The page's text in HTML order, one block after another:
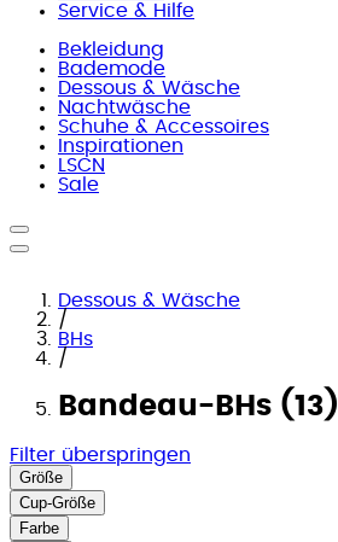
Service & Hilfe
Bekleidung
Bademode
Dessous & Wäsche
Nachtwäsche
Schuhe & Accessoires
Inspirationen
LSCN
Sale
Dessous & Wäsche
/
BHs
/
Bandeau-BHs (13)
Filter überspringen
Größe
Cup-Größe
Farbe